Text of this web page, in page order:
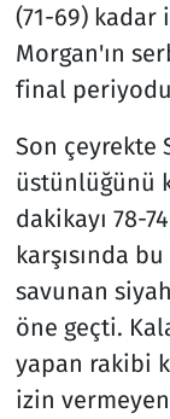
(71-69) kadar
Morgan'ın
final
Son çeyrekte
üstünlüğünü
dakikayı 78-
karşısında
savunan
öne geçti.
yapan rakibi
izin